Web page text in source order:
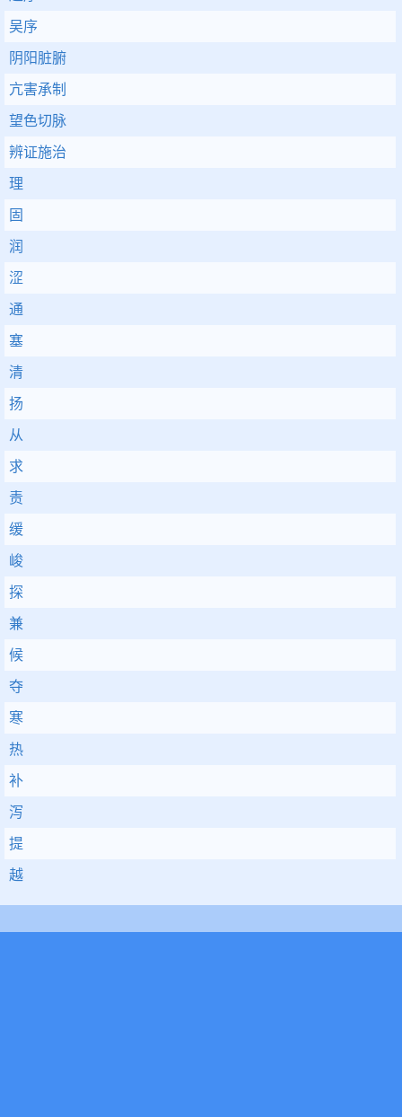
吴序
阴阳脏腑
亢害承制
望色切脉
辨证施治
理
固
润
涩
通
塞
清
扬
从
求
责
缓
峻
探
兼
候
夺
寒
热
补
泻
提
越